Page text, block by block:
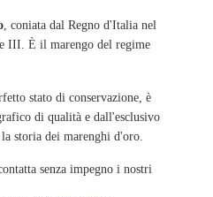
, coniata dal Regno d'Italia nel
III. È il marengo del regime
stato di conservazione, è
di qualità e dall'esclusivo
storia dei marenghi d'oro.
senza impegno i nostri